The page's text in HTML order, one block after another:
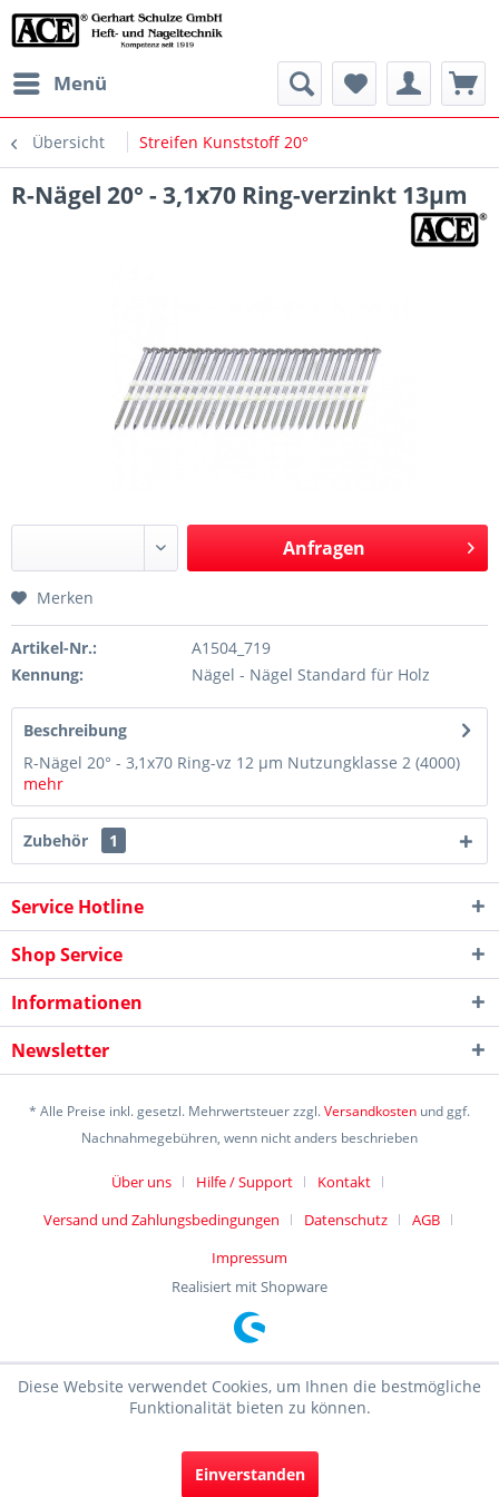
Menü
Übersicht Streifen Kunststoff 20°
R-Nägel 20° - 3,1x70 Ring-verzinkt 13µm
Anfragen
Merken
Artikel-Nr.:
A1504_719
Kennung:
Nägel - Nägel Standard für Holz
Beschreibung
R-Nägel 20° - 3,1x70 Ring-vz 12 µm Nutzungklasse 2 (4000)
mehr
Zubehör 1
Service Hotline
Shop Service
Informationen
Newsletter
* Alle Preise inkl. gesetzl. Mehrwertsteuer zzgl.Versandkosten und ggf.
Nachnahmegebühren, wenn nicht anders beschrieben
Über uns Hilfe / Support
Kontakt
Versand und Zahlungsbedingungen
Datenschutz
AGB
Impressum
Realisiert mit Shopware
Diese Website verwendet Cookies, um Ihnen die bestmögliche
Funktionalität bieten zu können.
Einverstanden